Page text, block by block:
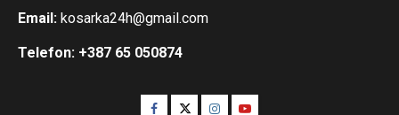
Email: kosarka24h@gmail.com
Telefon: +387 65 050874
Facebook
TwitterInstagram
Youtube